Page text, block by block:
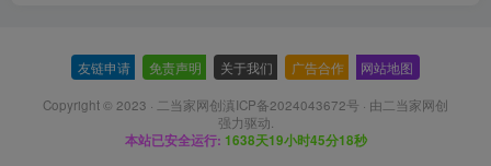
友链申请 免责声明 关于我们 广告合作 网站地图
Copyright © 2023 · 二当家网创滇ICP备2024043672号 · 由二当家网创
强力驱动.
本站已安全运行: 1638天19小时45分18秒